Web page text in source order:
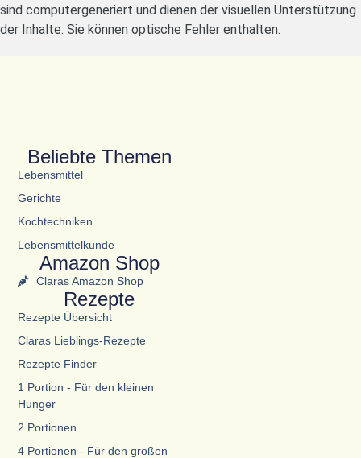
sind computergeneriert und dienen der visuellen Unterstützung
der Inhalte. Sie können optische Fehler enthalten.
Beliebte Themen
Lebensmittel
Gerichte
Kochtechniken
Lebensmittelkunde
Amazon Shop
Claras Amazon Shop
Rezepte
Rezepte Übersicht
Claras Lieblings-Rezepte
Rezepte Finder
1 Portion - Für den kleinen
Hunger
2 Portionen
4 Portionen - Für den großen